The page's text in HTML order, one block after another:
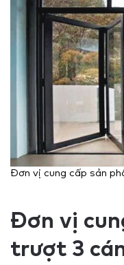
Đơn vị cung cấp sản
Đơn vị
trượt 3